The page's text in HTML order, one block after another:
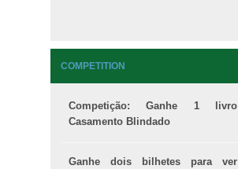
COMPETITION
Competição: Ganhe 1 livro
Casamento Blindado
Ganhe dois bilhetes para ver